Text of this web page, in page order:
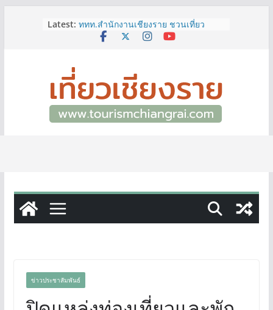
Latest: ททท.สำนักงานเชียงราย ชวนเที่ยว
เชียงรายหน้าฝน ให้ชุ่มฉ่ำหัวใจไปกับ
เลขสวย หมวด ขจ เปิดประมูลออนไลน์
แล้ววันนี้ เลขเด่น เลขมงคล ความหมาย
ดีมีให้เลือกหลากหลายทั้ง 301 หมายเลข
3 พิกัด ที่เที่ยวชมงานเทศกาลโล้ชิงช้า
ยกระดับตลาดสด 100 ปี สู่พิพิธภัณฑ์
ศิลปะมีชีวิต หนุนเศรษฐกิจสร้างสรรค์
ข่าวประชาสัมพันธ์